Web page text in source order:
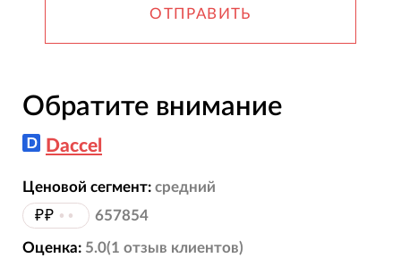
ОТПРАВИТЬ
Обратите внимание
Daccel
Ценовой сегмент: средний
₽₽ •• 657854
Оценка: 5.0(1 отзыв клиентов)